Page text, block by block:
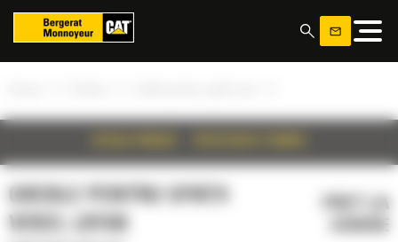
GREBLE PENTRU SPATII
Panoul de gestionare a panourilor cookie